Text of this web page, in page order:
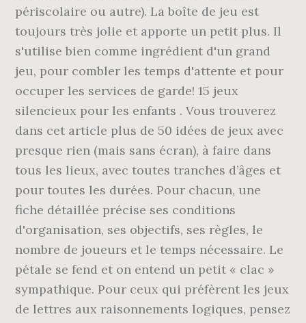
périscolaire ou autre). La boîte de jeu est
toujours très jolie et apporte un petit plus. Il
s'utilise bien comme ingrédient d'un grand
jeu, pour combler les temps d'attente et pour
occuper les services de garde! 15 jeux
silencieux pour les enfants . Vous trouverez
dans cet article plus de 50 idées de jeux avec
presque rien (mais sans écran), à faire dans
tous les lieux, avec toutes tranches d’âges et
pour toutes les durées. Pour chacun, une
fiche détaillée précise ses conditions
d'organisation, ses objectifs, ses règles, le
nombre de joueurs et le temps nécessaire. Le
pétale se fend et on entend un petit « clac »
sympathique. Pour ceux qui préfèrent les jeux
de lettres aux raisonnements logiques, pensez